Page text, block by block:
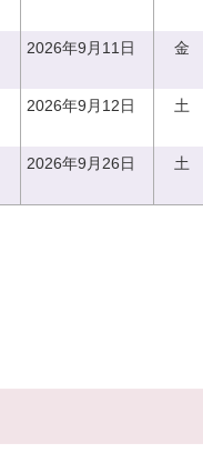
2026年9月11日 金
2026年9月12日 土
2026年9月26日 土